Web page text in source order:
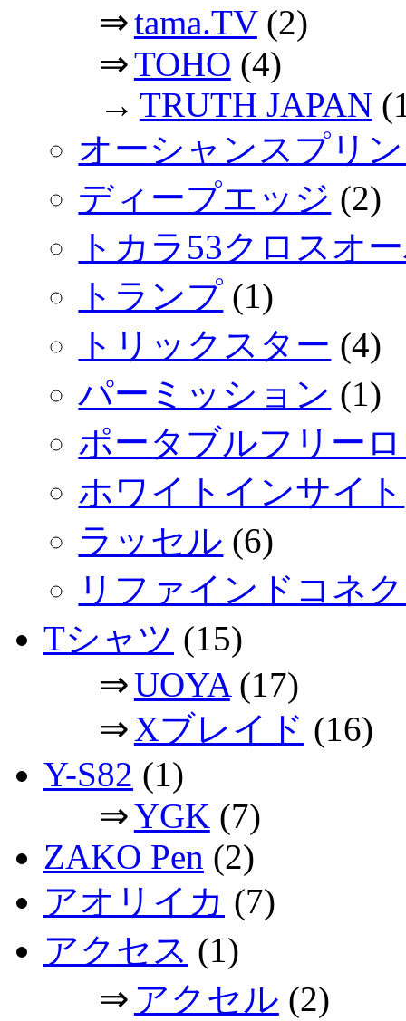
⇒tama.TV(2)
⇒TOHO (4)
→ TRUTH JAPAN
オーシャンスプリ
ディープエッジ (2)
トカラ53クロスオ
トランプ (1)
トリックスター (4)
パーミッション (1)
ポータブルフリー
ホワイトインサイト
ラッセル (6)
リファインドコネ
Tシャツ (15)
⇒UOYA(17)
⇒Xブレイド (16)
Y-S82 (1)
⇒YGK (7)
ZAKO Pen (2)
アオリイカ (7)
アクセス (1)
⇒ アクセル (2)